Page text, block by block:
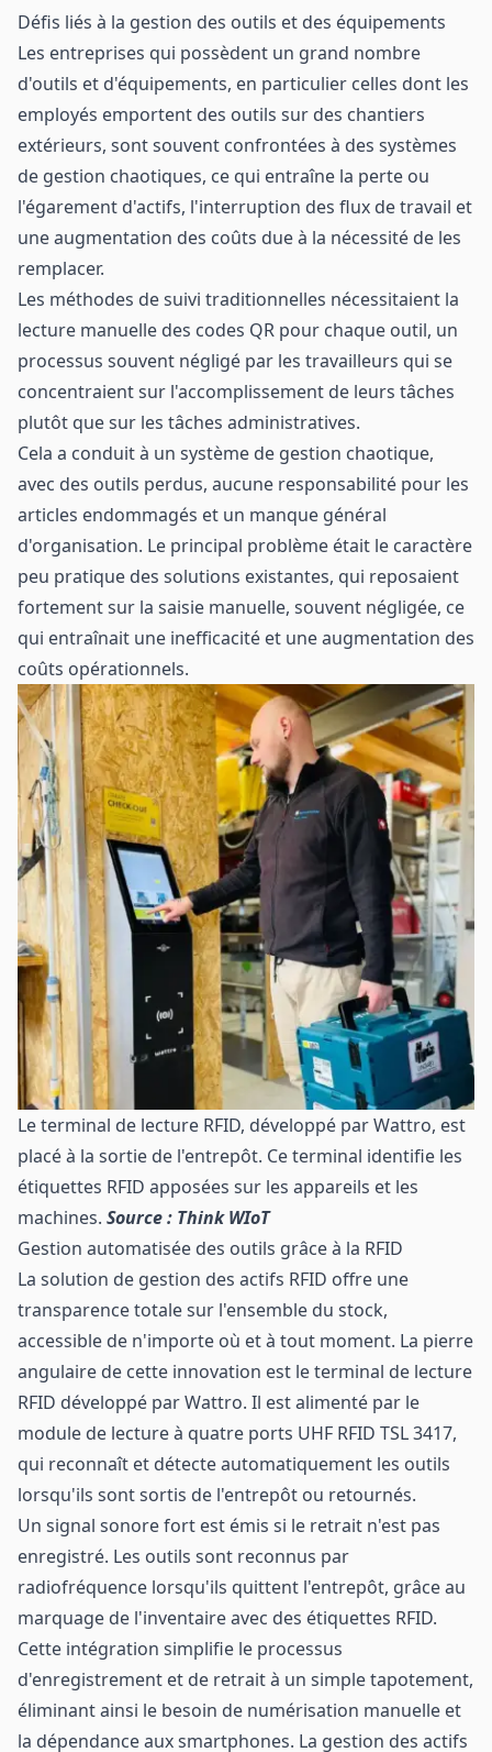
Défis liés à la gestion des outils et des équipements
Les entreprises qui possèdent un grand nombre
d'outils et d'équipements, en particulier celles dont les
employés emportent des outils sur des chantiers
extérieurs, sont souvent confrontées à des systèmes
de gestion chaotiques, ce qui entraîne la perte ou
l'égarement d'actifs, l'interruption des flux de travail et
une augmentation des coûts due à la nécessité de les
remplacer.
Les méthodes de suivi traditionnelles nécessitaient la
lecture manuelle des codes QR pour chaque outil, un
processus souvent négligé par les travailleurs qui se
concentraient sur l'accomplissement de leurs tâches
plutôt que sur les tâches administratives.
Cela a conduit à un système de gestion chaotique,
avec des outils perdus, aucune responsabilité pour les
articles endommagés et un manque général
d'organisation. Le principal problème était le caractère
peu pratique des solutions existantes, qui reposaient
fortement sur la saisie manuelle, souvent négligée, ce
qui entraînait une inefficacité et une augmentation des
coûts opérationnels.
Le terminal de lecture RFID, développé par Wattro, est
placé à la sortie de l'entrepôt. Ce terminal identifie les
étiquettes RFID apposées sur les appareils et les
machines. Source : Think WIoT
Gestion automatisée des outils grâce à la RFID
La solution de gestion des actifs RFID offre une
transparence totale sur l'ensemble du stock,
accessible de n'importe où et à tout moment. La pierre
angulaire de cette innovation est le terminal de lecture
RFID développé par Wattro. Il est alimenté par le
module de lecture à quatre ports UHF RFID TSL 3417,
qui reconnaît et détecte automatiquement les outils
lorsqu'ils sont sortis de l'entrepôt ou retournés.
Un signal sonore fort est émis si le retrait n'est pas
enregistré. Les outils sont reconnus par
radiofréquence lorsqu'ils quittent l'entrepôt, grâce au
marquage de l'inventaire avec des étiquettes RFID.
Cette intégration simplifie le processus
d'enregistrement et de retrait à un simple tapotement,
éliminant ainsi le besoin de numérisation manuelle et
la dépendance aux smartphones. La gestion des actifs